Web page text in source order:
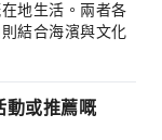
地生活。兩者各
結合海濱與文化
動或推薦嘅